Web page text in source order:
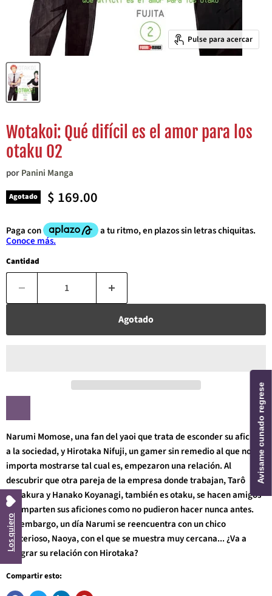
Pulse para acercar
Wotakoi: Qué difícil es el amor para los
otaku 02
porPanini Manga
Agotado Precio actual
$ 169.00
Cantidad
Agotado
Narumi Momose, una fan del yaoi que trata de esconder su afición
a la sociedad, y Hirotaka Nifuji, un gamer sin remedio al que no le
importa mostrarse tal cual es, empezaron una relación. Al
descubrir que otra pareja de la empresa donde trabajan, Tarô
Kabakura y Hanako Koyanagi, también es otaku, se hacen amigos
y comparten sus aficiones como no pudieron hacer nunca antes.
Sin embargo, un día Narumi se reencuentra con un chico
misterioso, Naoya, con el que se muestra muy cercana... ¿Va a
peligrar su relación con Hirotaka?
Compartir esto:
Los quiero
Avisame cunado regrese